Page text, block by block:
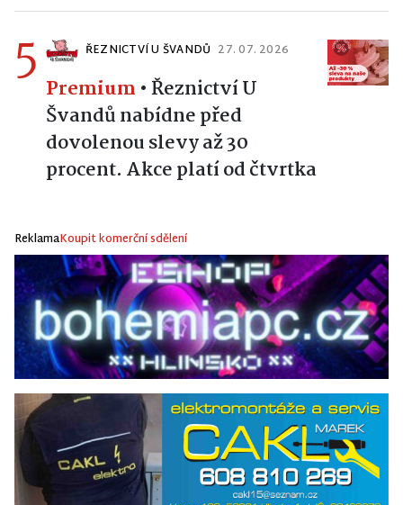
5 ŘEZNICTVÍ U ŠVANDŮ 27. 07. 2026
Premium •Řeznictví U
Švandů nabídne před
dovolenou slevy až 30
procent. Akce platí od čtvrtka
ReklamaKoupit komerční sdělení